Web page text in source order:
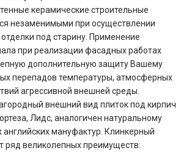
керамические строительные
незаменимыми при осуществлении
под старину. Применение
при реализации фасадных работах
дополнительную защиту Вашему
перепадов температуры, атмосферных
агрессивной внешней среды.
внешний вид плиток под кирпич
Лидс, аналогичен натуральному
английских мануфактур. Клинкерный
ряд великолепных преимуществ: